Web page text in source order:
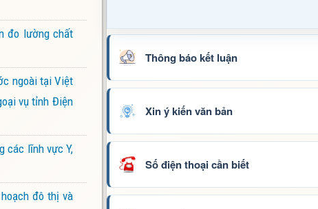
đo lường chất
ngoài tại Việt
vụ tỉnh Điện
các lĩnh vực Y,
đô thị và
Thông báo kết luận
Xin ý kiến văn bản
Số điện thoại cần biết